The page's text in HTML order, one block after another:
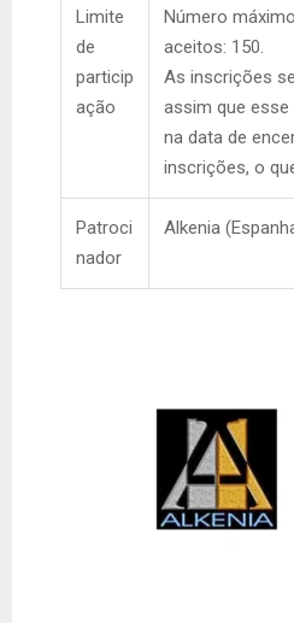
Limite
de
particip
ação
Número
aceitos: 150.
As inscrições
assim que
na data de
inscrições, o
Patroci
nador
Alkenia